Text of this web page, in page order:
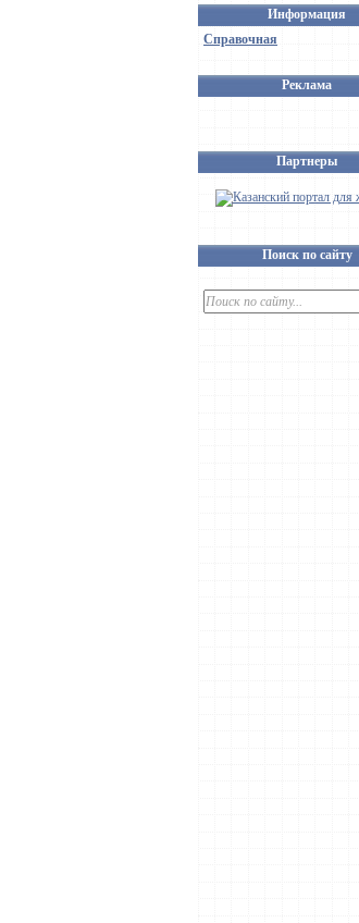
Информация
Справочная
Реклама
Партнеры
Поиск по сайту